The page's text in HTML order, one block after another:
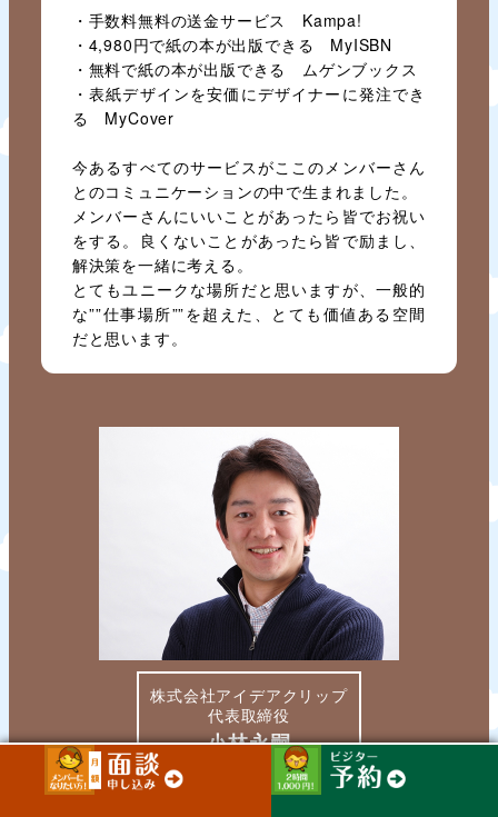
・手数料無料の送金サービス Kampa!
・4,980円で紙の本が出版できる MyISBN
・無料で紙の本が出版できる ムゲンブックス
・表紙デザインを安価にデザイナーに発注でき
る MyCover
今あるすべてのサービスがここのメンバーさん
とのコミュニケーションの中で生まれました。
メンバーさんにいいことがあったら皆でお祝い
をする。良くないことがあったら皆で励まし、
解決策を一緒に考える。
とてもユニークな場所だと思いますが、一般的
な””仕事場所””を超えた、とても価値ある空間
だと思います。
株式会社アイデアクリップ
代表取締役
小林永嗣